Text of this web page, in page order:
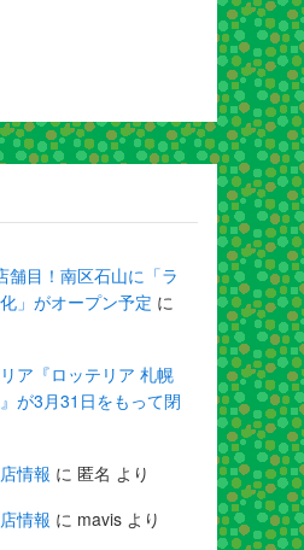
舗目！南区石山に「ラ
」がオープン予定 に
ア『ロッテリア 札幌
が3月31日をもって閉
情報 に 匿名 より
情報 に mavis より